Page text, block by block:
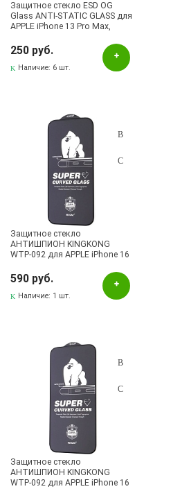
Защитное стекло ESD OG
Glass ANTI-STATIC GLASS для
APPLE iPhone 13 Pro Max,
динамике, цвет окантовки
черный
250 руб.
Наличие: 6 шт.
Защитное стекло
АНТИШПИОН KINGKONG
WTP-092 для APPLE iPhone 16
черный
590 руб.
Наличие: 1 шт.
Защитное стекло
АНТИШПИОН KINGKONG
WTP-092 для APPLE iPhone 16